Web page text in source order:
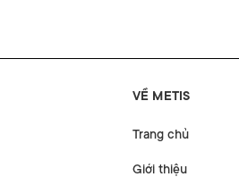
VỀ METIS
Trang chủ
Giới thiệu